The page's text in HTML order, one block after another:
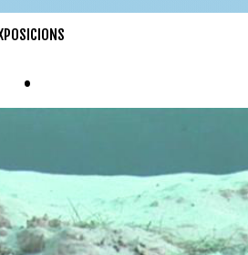
.